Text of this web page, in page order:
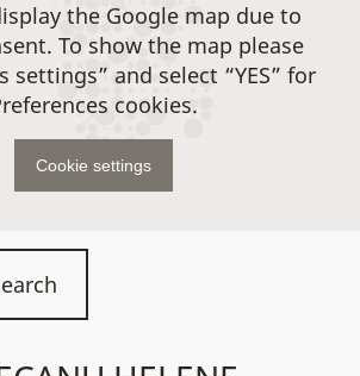
the Google map due to
To show the map please
settings” and select “YES” for
cookies.
Cookie settings